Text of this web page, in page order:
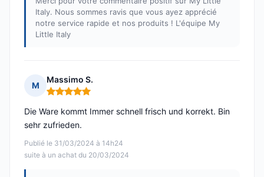
Italy. Nous sommes ravis que vous ayez apprécié
notre service rapide et nos produits ! L'équipe My
Little Italy
M
Massimo S.
Note : 5 sur 5
Publié le 31/03/2024 à 14h24
suite à un achat du 20/03/2024
Die Ware kommt Immer schnell frisch und korrekt. Bin
sehr zufrieden.